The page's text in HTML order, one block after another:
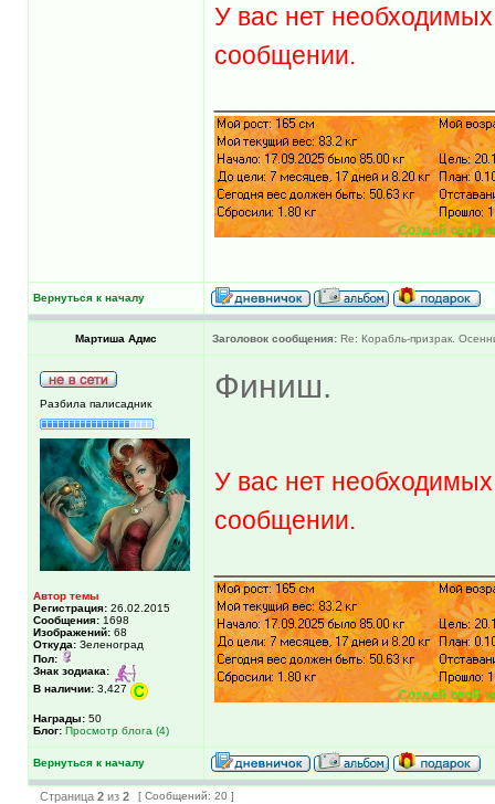
У вас нет
сообщении.
Вернуться к началу
Мартиша Адмс Заголовок сообщения: Re: Корабль-призрак.
Разбила палисадник
Автор темы
Регистрация: 26.02.2015
Сообщения: 1698
Изображений: 68
Откуда: Зеленоград
Пол:
Знак зодиака:
В наличии: 3,427
Награды: 50
Блог: Просмотр блога (4)
Финиш.
У вас нет
сообщении.
Вернуться к началу
Страница 2 из 2 [ Сообщений: 20 ]